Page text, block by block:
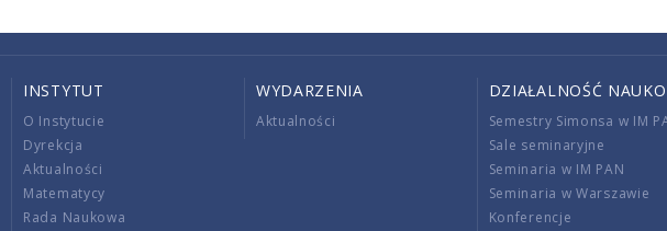
INSTYTUT
O Instytucie
Dyrekcja
Aktualności
Matematycy
Rada Naukowa
WYDARZENIA
Aktualności
DZIAŁALNOŚĆ
Semestry Simonsa w IM
Sale seminaryjne
Seminaria w IM PAN
Seminaria w Warszawie
Konferencje